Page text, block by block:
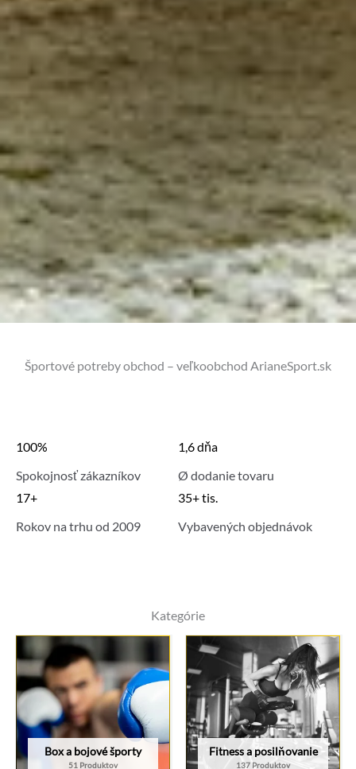
Športové potreby obchod – veľkoobchod ArianeSport.sk
100%
Spokojnosť zákazníkov
1,6 dňa
Ø dodanie tovaru
17+
Rokov na trhu od 2009
35+ tis.
Vybavených objednávok
Kategórie
Box a bojové športy
51 Produktov
Fitness a posilňovanie
137 Produktov